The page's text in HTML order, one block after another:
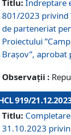
Titlu: Îndreptare
801/2023 privind
de parteneriat
Proiectului
Brașov”, aprobat
Observații :
919/
Titlu:
31.10.2023